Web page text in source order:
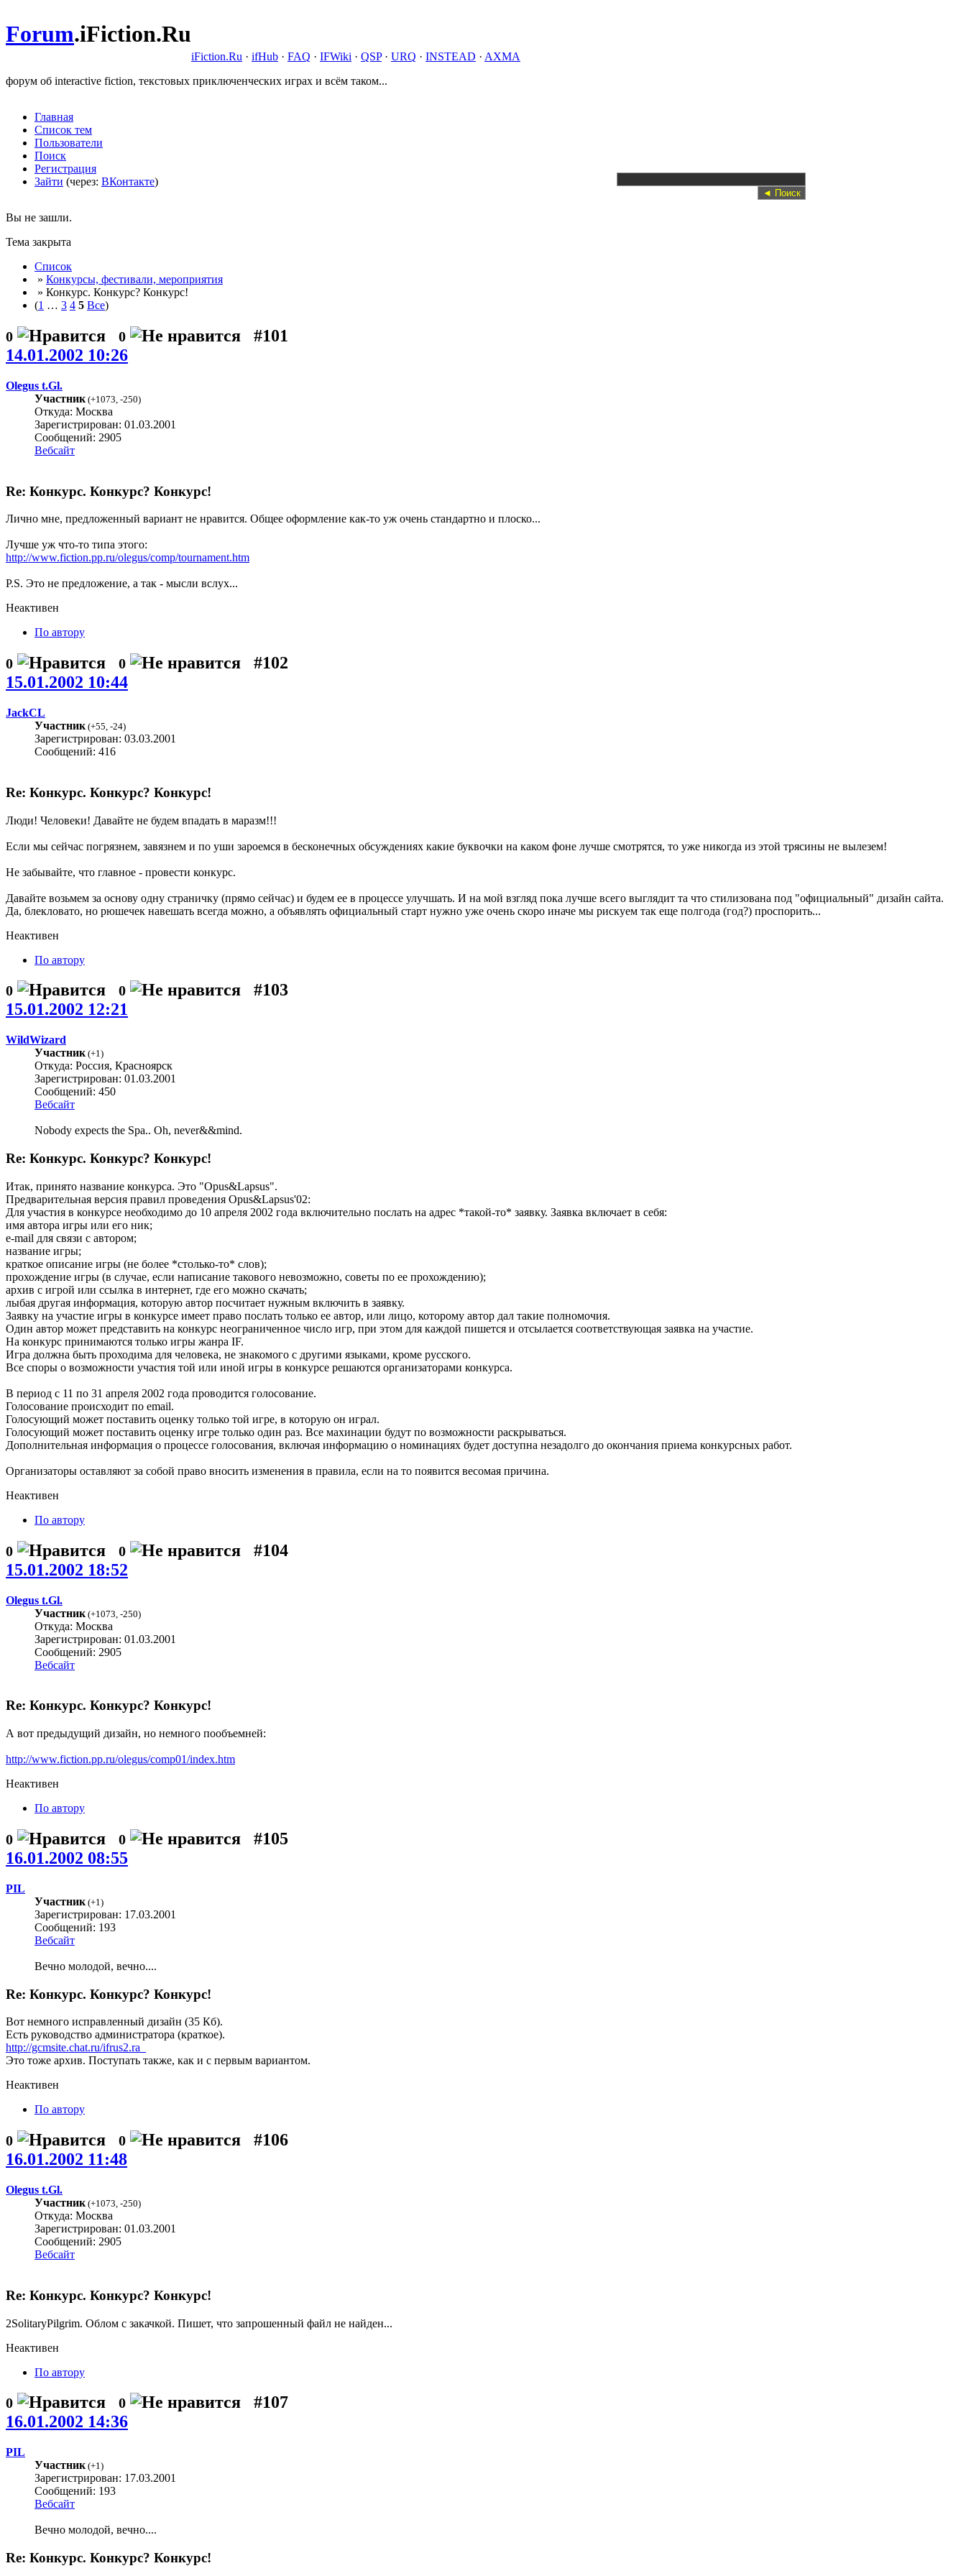
Forum.iFiction.Ru
iFiction.Ru · ifHub · FAQ · IFWiki · QSP· URQ · INSTEAD · AXMA
форум об interactive fiction, текстовых приключенческих играх и всём таком...
Главная
Список тем
Пользователи
Поиск
Регистрация
Зайти (через: ВКонтакте)
Вы не зашли.
Тема закрыта
Список
» Конкурсы, фестивали, мероприятия
» Конкурс. Конкурс? Конкурс!
(1 … 3 4 5 Все)
0 0
#101
14.01.2002 10:26
Olegus t.Gl.
Участник (+1073 -250)
Откуда: Москва
Зарегистрирован: 01.03.2001
Сообщений: 2905
Вебсайт
Re: Конкурс. Конкурс? Конкурс!
Лично мне, предложенный вариант не нравится. Общее оформление как-то уж очень стандартно и плоско...
Лучше уж что-то типа этого:
http://www.fiction.pp.ru/olegus/comp/tournament.htm
P.S. Это не предложение, а так - мысли вслух...
Неактивен
По автору
0 0
#102
15.01.2002 10:44
JackCL
Участник(+55, -24)
Зарегистрирован: 03.03.2001
Сообщений: 416
Re: Конкурс. Конкурс? Конкурс!
Люди! Человеки! Давайте не будем впадать в маразм!!!
Если мы сейчас погрязнем, завязнем и по уши зароемся в бесконечных обсуждениях какие буквочки на каком фоне лучше смотрятся, то уже никогда из этой трясины не вылезем!
Не забывайте, что главное - провести конкурс.
Давайте возьмем за основу одну страничку (прямо сейчас) и будем ее в процессе улучшать. И на мой взгляд пока лучше всего выглядит та что стилизована под "официальный" дизайн сайта.
Да, блекловато, но рюшечек навешать всегда можно, а объявлять официальный старт нужно уже очень скоро иначе мы рискуем так еще полгода (год?) проспорить...
Неактивен
По автору
0 0
#103
15.01.2002 12:21
WildWizard
Участник(+1)
Откуда: Россия, Красноярск
Зарегистрирован: 01.03.2001
Сообщений: 450
Вебсайт
Nobody expects the Spa.. Oh, never&&mind.
Re: Конкурс. Конкурс? Конкурс!
Итак, принято название конкурса. Это "Opus&Lapsus".
Предварительная версия правил проведения Opus&Lapsus'02:
Для участия в конкурсе необходимо до 10 апреля 2002 года включительно послать на адрес *такой-то* заявку. Заявка включает в себя:
имя автора игры или его ник;
e-mail для связи с автором;
название игры;
краткое описание игры (не более *столько-то* слов);
прохождение игры (в случае, если написание такового невозможно, советы по ее прохождению);
архив с игрой или ссылка в интернет, где его можно скачать;
лыбая другая информация, которую автор посчитает нужным включить в заявку.
Заявку на участие игры в конкурсе имеет право послать только ее автор, или лицо, которому автор дал такие полномочия.
Один автор может представить на конкурс неограниченное число игр, при этом для каждой пишется и отсылается соответствующая заявка на участие.
На конкурс принимаются только игры жанра IF.
Игра должна быть проходима для человека, не знакомого с другими языками, кроме русского.
Все споры о возможности участия той или иной игры в конкурсе решаются организаторами конкурса.
В период с 11 по 31 апреля 2002 года проводится голосование.
Голосование происходит по email.
Голосующий может поставить оценку только той игре, в которую он играл.
Голосующий может поставить оценку игре только один раз. Все махинации будут по возможности раскрываться.
Дополнительная информация о процессе голосования, включая информацию о номинациях будет доступна незадолго до окончания приема конкурсных работ.
Организаторы оставляют за собой право вносить изменения в правила, если на то появится весомая причина.
Неактивен
По автору
0 0
#104
15.01.2002 18:52
Olegus t.Gl.
Участник (+1073 -250)
Откуда: Москва
Зарегистрирован: 01.03.2001
Сообщений: 2905
Вебсайт
Re: Конкурс. Конкурс? Конкурс!
А вот предыдущий дизайн, но немного пообъемней:
http://www.fiction.pp.ru/olegus/comp01/index.htm
Неактивен
По автору
0 0
#105
16.01.2002 08:55
PIL
Участник (+1 )
Зарегистрирован: 17.03.2001
Сообщений: 193
Вебсайт
Вечно молодой, вечно....
Re: Конкурс. Конкурс? Конкурс!
Вот немного исправленный дизайн (35 Кб).
Есть руководство администратора (краткое).
http://gcmsite.chat.ru/ifrus2.ra_
Это тоже архив. Поступать также, как и с первым вариантом.
Неактивен
По автору
0 0
#106
16.01.2002 11:48
Olegus t.Gl.
Участник(+1073, -250)
Откуда: Москва
Зарегистрирован: 01.03.2001
Сообщений: 2905
Вебсайт
Re: Конкурс. Конкурс? Конкурс!
2SolitaryPilgrim. Облом с закачкой. Пишет, что запрошенный файл не найден...
Неактивен
По автору
0 0
#107
16.01.2002 14:36
PIL
Участник(+1)
Зарегистрирован: 17.03.2001
Сообщений: 193
Вебсайт
Вечно молодой, вечно....
Re: Конкурс. Конкурс? Конкурс!